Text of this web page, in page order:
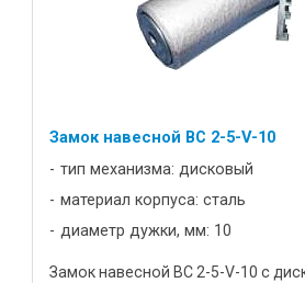
Замок навесной BC 2-5-V-10
тип механизма: дисковый
материал корпуса: сталь
диаметр дужки, мм: 10
Замок навесной ВС 2-5-V-10 с